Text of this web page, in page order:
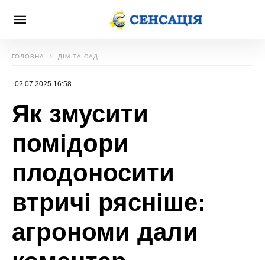
ГОЛОВНА ДІМ ТА САД
02.07.2025 16:58
Як змусити
помідори
плодоносити
втричі рясніше:
агрономи дали